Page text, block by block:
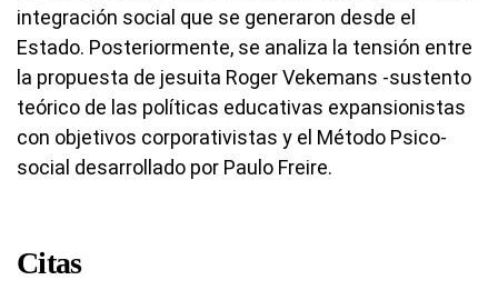
integración social que se generaron desde el
Estado. Posteriormente, se analiza la tensión entre
la propuesta de jesuita Roger Vekemans -sustento
teórico de las políticas educativas expansionistas
con objetivos corporativistas y el Método Psico-
social desarrollado por Paulo Freire.
Citas